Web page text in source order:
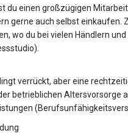
du einen großzügigen
gerne auch selbst einkaufen.
wo du bei vielen Händlern
verrückt, aber eine
betrieblichen Altersvorsorge